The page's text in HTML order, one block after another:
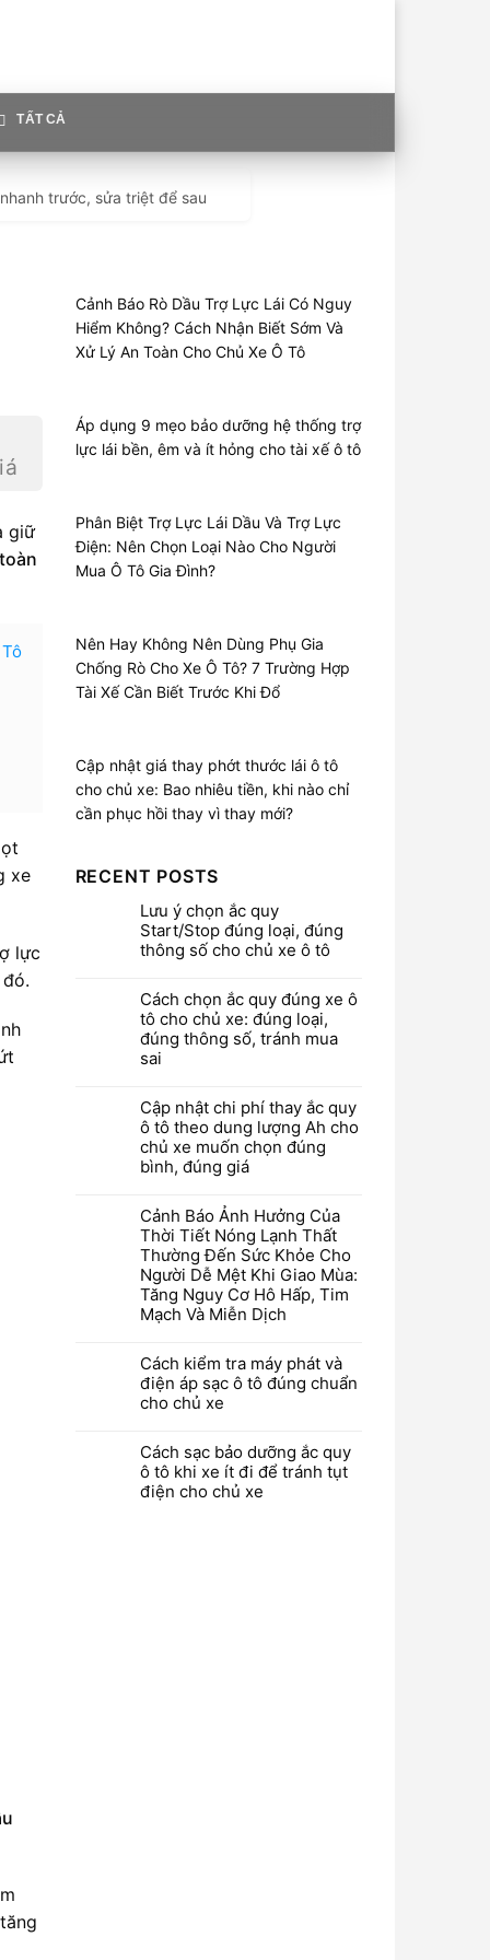
TẤT CẢ
trước, sửa triệt để sau
giữ
xe
lực
Cảnh Báo Rò Dầu Trợ Lực Lái Có Nguy
Hiểm Không? Cách Nhận Biết Sớm Và
Xử Lý An Toàn Cho Chủ Xe Ô Tô
Áp dụng 9 mẹo bảo dưỡng hệ thống trợ
lực lái bền, êm và ít hỏng cho tài xế ô tô
Phân Biệt Trợ Lực Lái Dầu Và Trợ Lực
Điện: Nên Chọn Loại Nào Cho Người
Mua Ô Tô Gia Đình?
Nên Hay Không Nên Dùng Phụ Gia
Chống Rò Cho Xe Ô Tô? 7 Trường Hợp
Tài Xế Cần Biết Trước Khi Đổ
Cập nhật giá thay phớt thước lái ô tô
cho chủ xe: Bao nhiêu tiền, khi nào chỉ
cần phục hồi thay vì thay mới?
RECENT POSTS
Lưu ý chọn ắc quy
Start/Stop đúng loại, đúng
thông số cho chủ xe ô tô
Cách chọn ắc quy đúng xe ô
tô cho chủ xe: đúng loại,
đúng thông số, tránh mua
sai
Cập nhật chi phí thay ắc quy
ô tô theo dung lượng Ah cho
chủ xe muốn chọn đúng
bình, đúng giá
Cảnh Báo Ảnh Hưởng Của
Thời Tiết Nóng Lạnh Thất
Thường Đến Sức Khỏe Cho
Người Dễ Mệt Khi Giao Mùa:
Tăng Nguy Cơ Hô Hấp, Tim
Mạch Và Miễn Dịch
Cách kiểm tra máy phát và
điện áp sạc ô tô đúng chuẩn
cho chủ xe
Cách sạc bảo dưỡng ắc quy
ô tô khi xe ít đi để tránh tụt
điện cho chủ xe